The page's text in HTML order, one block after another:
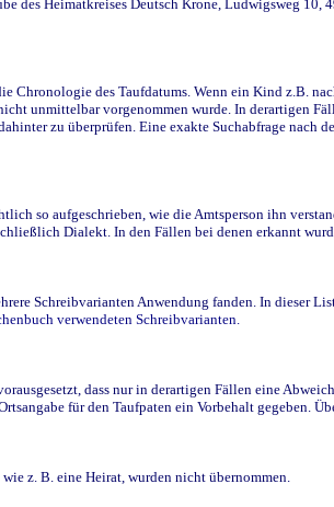
des Heimatkreises Deutsch Krone, Ludwigsweg
des Taufdatums. Wenn ein Kind z.B.
unmittelbar vorgenommen wurde. In derartigen
zu überprüfen. Eine exakte Suchabfrage nach
so aufgeschrieben, wie die Amtsperson ihn
Dialekt. In den Fällen bei denen erkannt
Schreibvarianten Anwendung fanden. In dieser
verwendeten Schreibvarianten.
dass nur in derartigen Fällen eine
für den Taufpaten ein Vorbehalt gegeben.
z. B. eine Heirat, wurden nicht übernommen.